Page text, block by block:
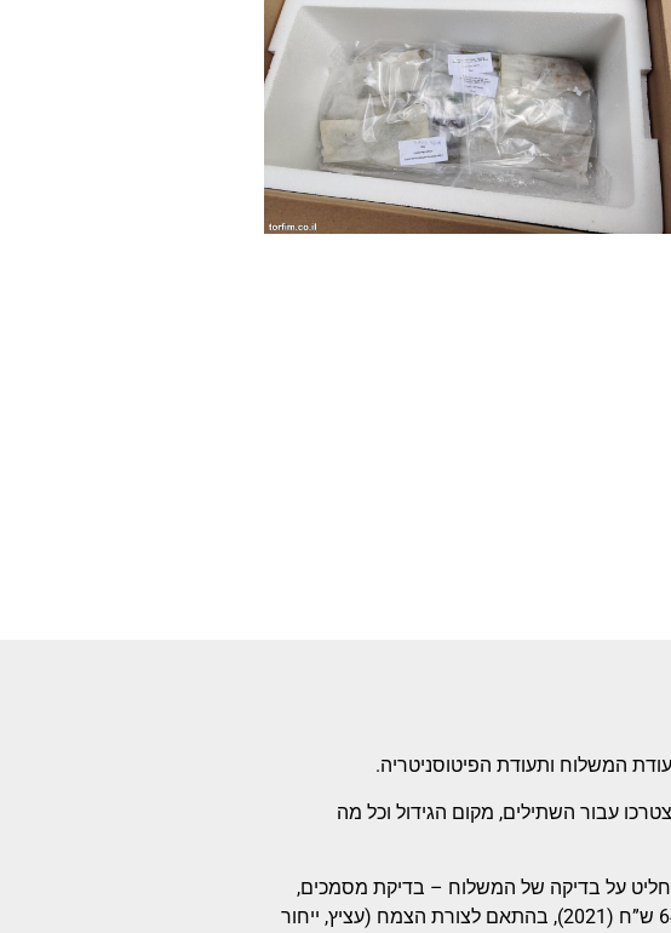
המשלוח ותעודת הפיטוסניטריה.
עבור השתילים, מקום הגידול וכל מה
על בדיקה של המשלוח – בדיקת מסמכים,
בדיקה פיסית או שניהם. עלות הבדיקות נעה בין 520 ש”ח ל-640 ש”ח (2021), בהתאם לצורת הצמח (עציץ, ייחור